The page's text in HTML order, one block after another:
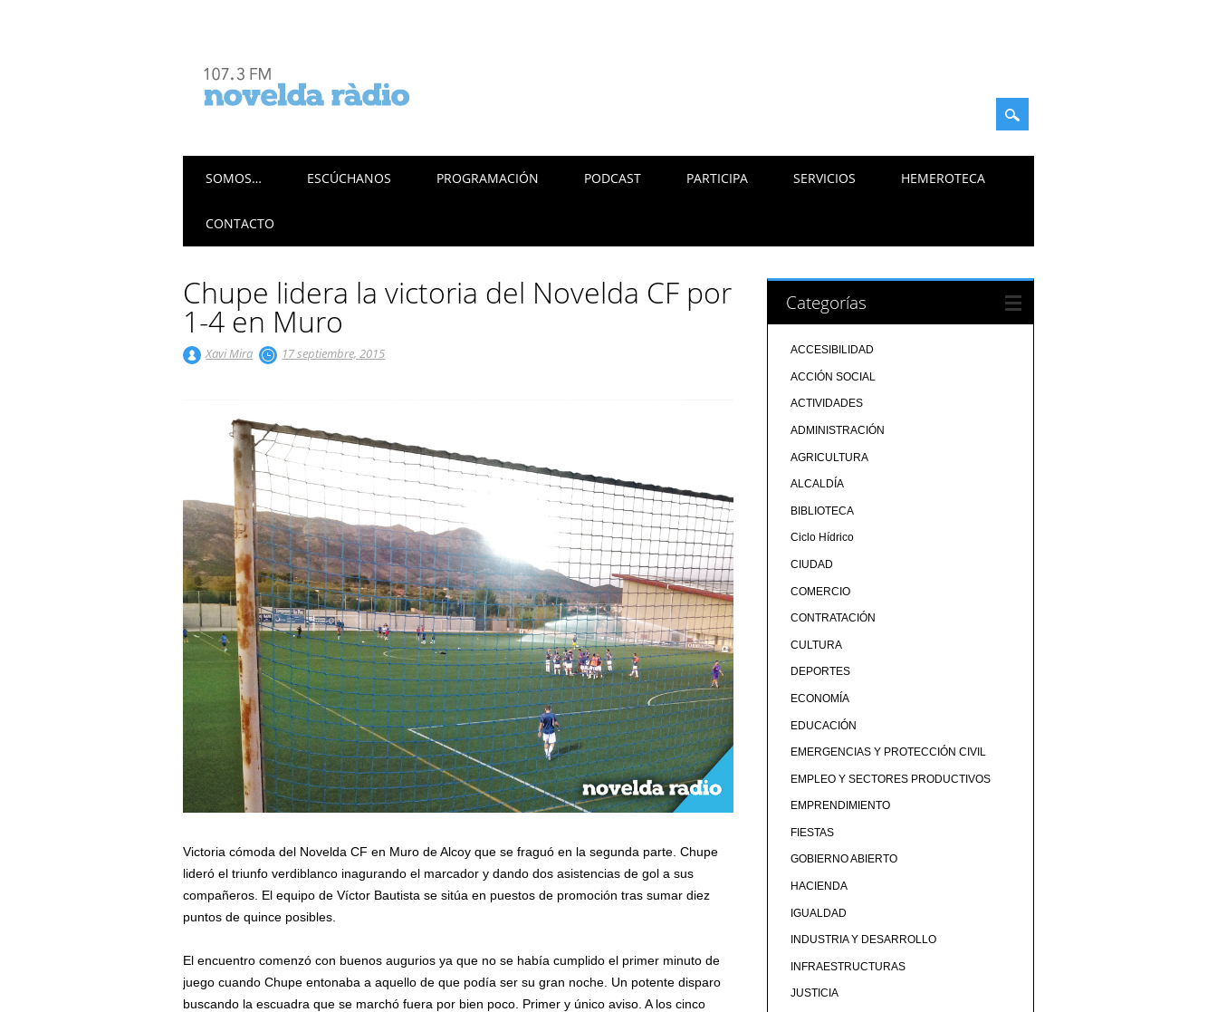
Menú principal
SOMOS… ESCÚCHANOS PROGRAMACIÓN PODCAST PARTICIPA SERVICIOS HEMEROTECA
CONTACTO
Chupe lidera la victoria del Novelda CF por
1-4 en Muro
Xavi Mira 17 septiembre, 2015
Victoria cómoda del Novelda CF en Muro de Alcoy que se fraguó en la segunda parte. Chupe
lideró el triunfo verdiblanco inagurando el marcador y dando dos asistencias de gol a sus
compañeros. El equipo de Víctor Bautista se sitúa en puestos de promoción tras sumar diez
puntos de quince posibles.
El encuentro comenzó con buenos augurios ya que no se había cumplido el primer minuto de
juego cuando Chupe entonaba a aquello de que podía ser su gran noche. Un potente disparo
buscando la escuadra que se marchó fuera por bien poco. Primer y único aviso. A los cinco
Categorías
ACCESIBILIDAD
ACCIÓN SOCIAL
ACTIVIDADES
ADMINISTRACIÓN
AGRICULTURA
ALCALDÍA
BIBLIOTECA
Ciclo Hídrico
CIUDAD
COMERCIO
CONTRATACIÓN
CULTURA
DEPORTES
ECONOMÍA
EDUCACIÓN
EMERGENCIAS Y PROTECCIÓN CIVIL
EMPLEO Y SECTORES PRODUCTIVOS
EMPRENDIMIENTO
FIESTAS
GOBIERNO ABIERTO
HACIENDA
IGUALDAD
INDUSTRIA Y DESARROLLO
INFRAESTRUCTURAS
JUSTICIA